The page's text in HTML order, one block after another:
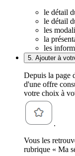
le détail
le détail
les
la
les
5. Ajouter à
Depuis la page
d'une offre
votre choix à
.
Vous les
rubrique « Ma